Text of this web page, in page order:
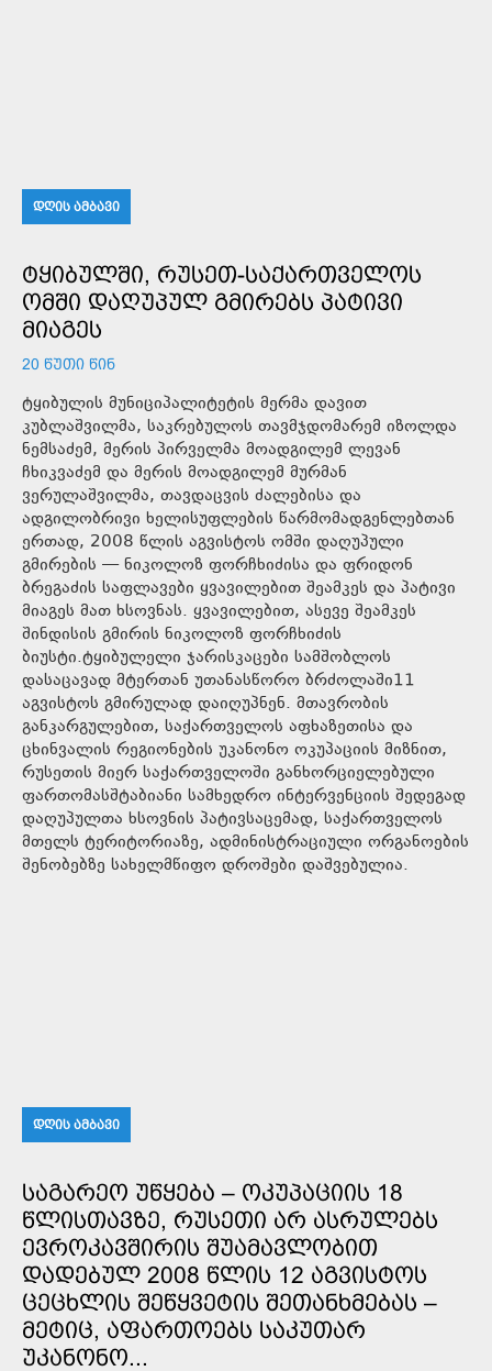
ᲓᲦᲘᲡ ᲐᲛᲑᲐᲕᲘ
ᲢᲧᲘᲑᲣᲚᲨᲘ, ᲠᲣᲡᲔᲗ-ᲡᲐᲥᲐᲠᲗᲕᲔᲚᲝᲡ
ᲝᲛᲨᲘ ᲓᲐᲦᲣᲞᲣᲚ ᲒᲛᲘᲠᲔᲑᲡ ᲞᲐᲢᲘᲕᲘ
ᲛᲘᲐᲒᲔᲡ
20 ᲬᲣᲗᲘ ᲬᲘᲜ
ტყიბულის მუნიციპალიტეტის მერმა დავით
კუბლაშვილმა, საკრებულოს თავმჯდომარემ იზოლდა
ნემსაძემ, მერის პირველმა მოადგილემ ლევან
ჩხიკვაძემ და მერის მოადგილემ მურმან
ვერულაშვილმა, თავდაცვის ძალებისა და
ადგილობრივი ხელისუფლების წარმომადგენლებთან
ერთად, 2008 წლის აგვისტოს ომში დაღუპული
გმირების — ნიკოლოზ ფორჩხიძისა და ფრიდონ
ბრეგაძის საფლავები ყვავილებით შეამკეს და პატივი
მიაგეს მათ ხსოვნას. ყვავილებით, ასევე შეამკეს
შინდისის გმირის ნიკოლოზ ფორჩხიძის
ბიუსტი.ტყიბულელი ჯარისკაცები სამშობლოს
დასაცავად მტერთან უთანასწორო ბრძოლაში11
აგვისტოს გმირულად დაიღუპნენ. მთავრობის
განკარგულებით, საქართველოს აფხაზეთისა და
ცხინვალის რეგიონების უკანონო ოკუპაციის მიზნით,
რუსეთის მიერ საქართველოში განხორციელებული
ფართომასშტაბიანი სამხედრო ინტერვენციის შედეგად
დაღუპულთა ხსოვნის პატივსაცემად, საქართველოს
მთელს ტერიტორიაზე, ადმინისტრაციული ორგანოების
შენობებზე სახელმწიფო დროშები დაშვებულია.
ᲓᲦᲘᲡ ᲐᲛᲑᲐᲕᲘ
ᲡᲐᲒᲐᲠᲔᲝ ᲣᲬᲧᲔᲑᲐ – ᲝᲙᲣᲞᲐᲪᲘᲘᲡ 18
ᲬᲚᲘᲡᲗᲐᲕᲖᲔ, ᲠᲣᲡᲔᲗᲘ ᲐᲠ ᲐᲡᲠᲣᲚᲔᲑᲡ
ᲔᲕᲠᲝᲙᲐᲕᲨᲘᲠᲘᲡ ᲨᲣᲐᲛᲐᲕᲚᲝᲑᲘᲗ
ᲓᲐᲓᲔᲑᲣᲚ 2008 ᲬᲚᲘᲡ 12 ᲐᲒᲕᲘᲡᲢᲝᲡ
ᲪᲔᲪᲮᲚᲘᲡ ᲨᲔᲬᲧᲕᲔᲢᲘᲡ ᲨᲔᲗᲐᲜᲮᲛᲔᲑᲐᲡ –
ᲛᲔᲢᲘᲪ, ᲐᲤᲐᲠᲗᲝᲔᲑᲡ ᲡᲐᲙᲣᲗᲐᲠ
ᲣᲙᲐᲜᲝᲜᲝ...